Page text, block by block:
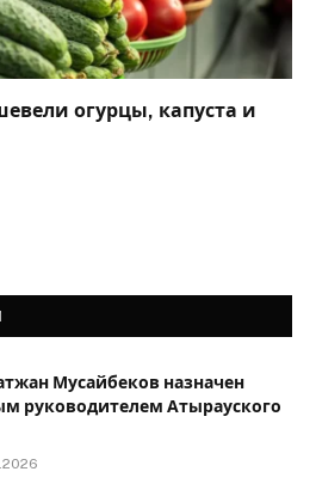
огурцы, капуста и
Мусайбеков назначен
руководителем Атырауского